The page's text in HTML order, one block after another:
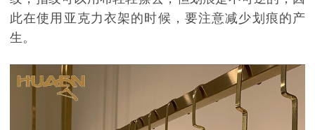
此在使用亚克力衣架的时候，要注意减少划痕的产
生。